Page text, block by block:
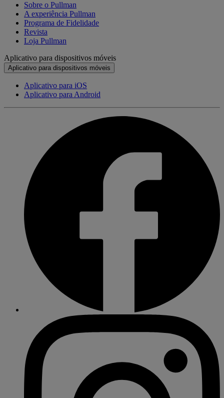
Sobre o Pullman
A experiência Pullman
Programa de Fidelidade
Revista
Loja Pullman
Aplicativo para dispositivos móveis
Aplicativo para dispositivos móveis
Aplicativo para iOS
Aplicativo para Android